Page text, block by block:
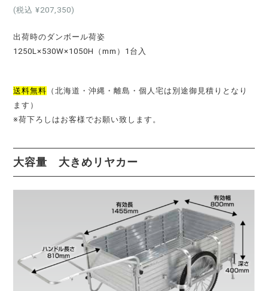
(税込 ¥207,350)
出荷時のダンボール荷姿
1250L×530W×1050H（mm）1台入
送料無料 （北海道・沖縄・離島・個人宅は別途御見積りとなり
ます）
※荷下ろしはお客様でお願い致します。
大容量 大きめリヤカー